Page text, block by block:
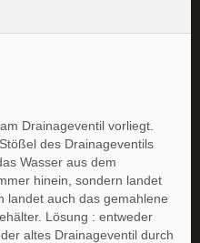
Drainageventil vorliegt.
des Drainageventils
Wasser aus dem
hinein, sondern landet
landet auch das gemahlene
Lösung : entweder
altes Drainageventil durch